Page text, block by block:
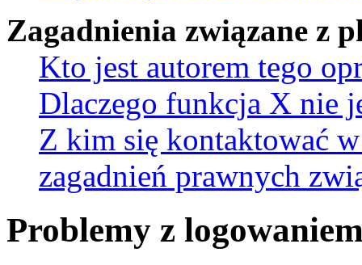
Zagadnienia związane z
Kto jest autorem tego
Dlaczego funkcja X nie
Z kim się kontaktować
zagadnień prawnych
Problemy z